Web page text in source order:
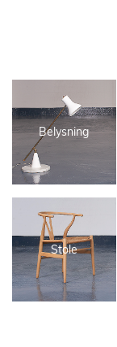
Belysning
Stole